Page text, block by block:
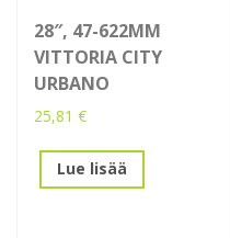
28″, 47-622MM
VITTORIA CITY
URBANO
25,81 €
Lue lisää